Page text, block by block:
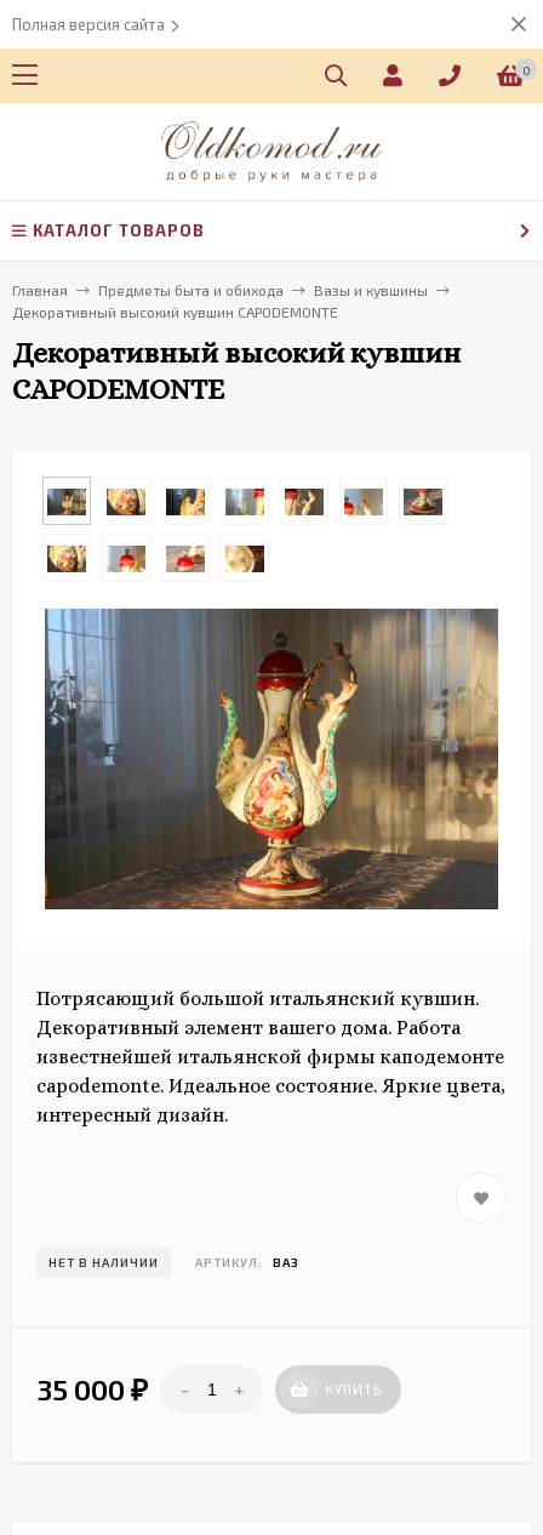
Полная версия сайта
0
КАТАЛОГ ТОВАРОВ
Главная Предметы быта и обихода
Вазы и кувшины
Декоративный высокий кувшин CAPODEMONTE
Декоративный высокий кувшин
CAPODEMONTE
Потрясающий большой итальянский кувшин.
Декоративный элемент вашего дома. Работа
известнейшей итальянской фирмы каподемонте
capodemonte. Идеальное состояние. Яркие цвета,
интересный дизайн.
НЕТ В НАЛИЧИИ АРТИКУЛ: ВАЗ
35 000 ₽ - + КУПИТЬ